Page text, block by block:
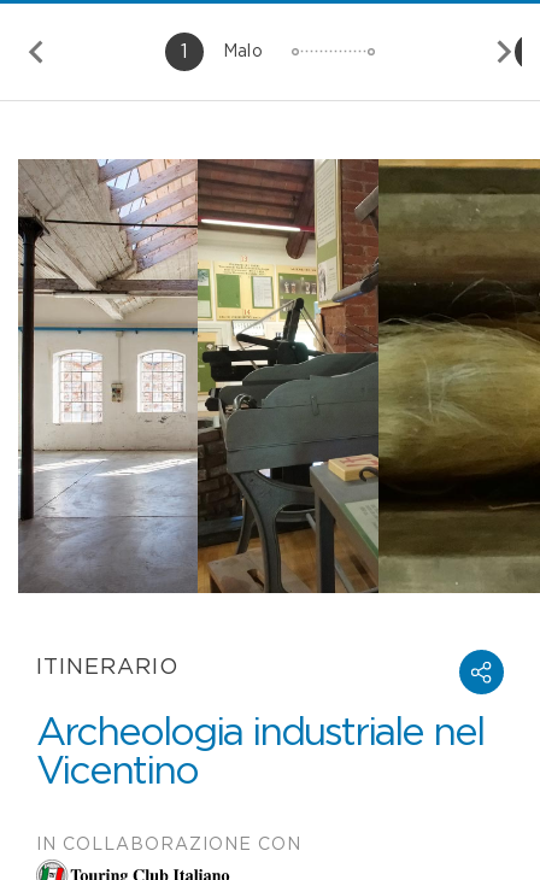
1 Malo
ITINERARIO
Archeologia industriale nel
Vicentino
IN COLLABORAZIONE CON